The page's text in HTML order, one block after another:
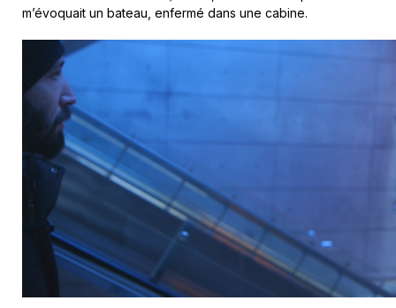
m’évoquait un bateau, enfermé dans une cabine.